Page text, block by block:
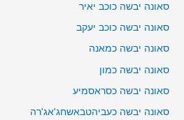
סאונה יבשה כוכב יאיר
סאונה יבשה כוכב יעקב
סאונה יבשה כמאנה
סאונה יבשה כמון
סאונה יבשה כסראסמיע
סאונה יבשה כעביהטבאשחג'אג'רה